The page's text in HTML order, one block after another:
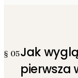
§ 05Jak
pierwsza